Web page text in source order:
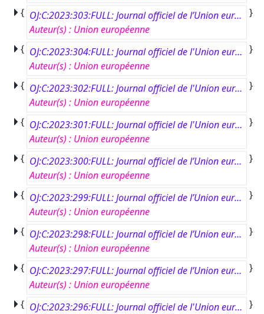
{
OJ:C:2023:303:FULL: Journal officiel de l’Union européenne, C 303, 28 août 2023
Auteur(s) : Union européenne
}
{
OJ:C:2023:304:FULL: Journal officiel de l'Union européenne, C 304, 28 août 2023
Auteur(s) : Union européenne
}
{
OJ:C:2023:302:FULL: Journal officiel de l'Union européenne, C 302, 25 août 2023
Auteur(s) : Union européenne
}
{
OJ:C:2023:301:FULL: Journal officiel de l'Union européenne, C 301, 25 août 2023
Auteur(s) : Union européenne
}
{
OJ:C:2023:300:FULL: Journal officiel de l’Union européenne, C 300, 25 août 2023
Auteur(s) : Union européenne
}
{
OJ:C:2023:299:FULL: Journal officiel de l’Union européenne, C 299, 24 août 2023
Auteur(s) : Union européenne
}
{
OJ:C:2023:298:FULL: Journal officiel de l’Union européenne, C 298, 23 août 2023
Auteur(s) : Union européenne
}
{
OJ:C:2023:297:FULL: Journal officiel de l’Union européenne, C 297, 22 août 2023
Auteur(s) : Union européenne
}
{
OJ:C:2023:296:FULL: Journal officiel de l'Union européenne, C 296, 21 août 2023 }